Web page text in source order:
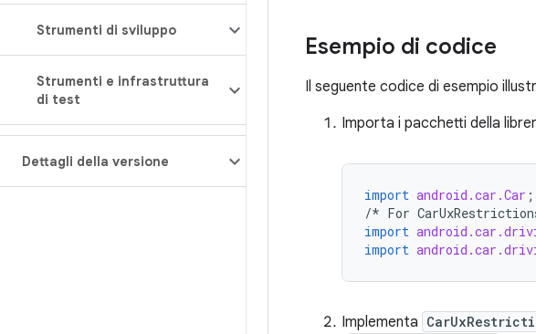
Strumenti di sviluppo
Strumenti e infrastruttura
di test
Dettagli della versione
Esempio di codice
Il seguente codice di esempio
Importa i pacchetti della
import android.car.Car ;
/* For
import
import
Implementa